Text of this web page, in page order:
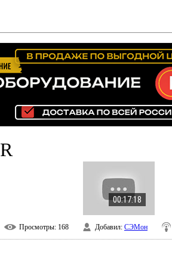
00:17:18
Просмотры: 168 Добавил: СЭМон